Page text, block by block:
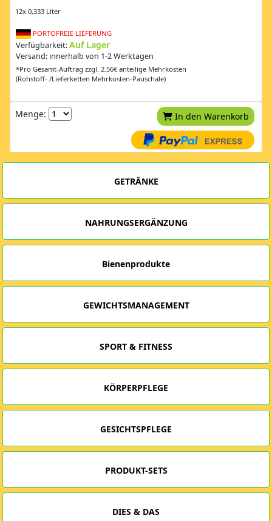
12x 0,333 Liter
PORTOFREIE LIEFERUNG
Verfügbarkeit:Auf Lager
Versand: innerhalb von 1-2 Werktagen
*Pro Gesamt-Auftrag zzgl. 2.56€ anteilige Mehrkosten
(Rohstoff- /Lieferketten Mehrkosten-Pauschale)
Menge: In den Warenkorb
GETRÄNKE
NAHRUNGSERGÄNZUNG
Bienenprodukte
GEWICHTSMANAGEMENT
SPORT & FITNESS
KÖRPERPFLEGE
GESICHTSPFLEGE
PRODUKT-SETS
DIES & DAS